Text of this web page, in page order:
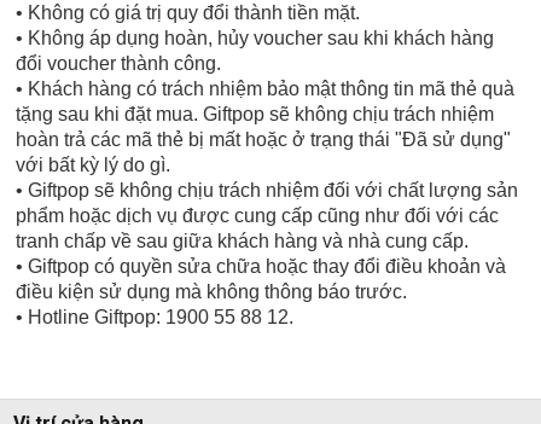
• Không có giá trị quy đổi thành tiền mặt.
• Không áp dụng hoàn, hủy voucher sau khi khách hàng
đổi voucher thành công.
• Khách hàng có trách nhiệm bảo mật thông tin mã thẻ quà
tặng sau khi đặt mua. Giftpop sẽ không chịu trách nhiệm
hoàn trả các mã thẻ bị mất hoặc ở trạng thái "Đã sử dụng"
với bất kỳ lý do gì.
• Giftpop sẽ không chịu trách nhiệm đối với chất lượng sản
phẩm hoặc dịch vụ được cung cấp cũng như đối với các
tranh chấp về sau giữa khách hàng và nhà cung cấp.
• Giftpop có quyền sửa chữa hoặc thay đổi điều khoản và
điều kiện sử dụng mà không thông báo trước.
• Hotline Giftpop: 1900 55 88 12.